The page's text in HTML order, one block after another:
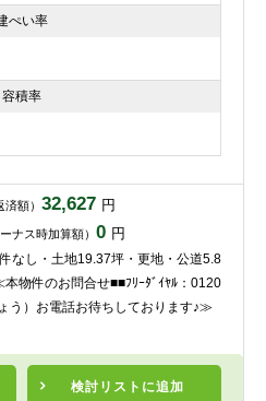
ぺい率
容積率
済額） 32,627 円
ーナス時加算額） 0 円
検討リスト に追加
なし・土地19.37坪・更地・公道5.8
物件のお問合せ■■ﾌﾘｰﾀﾞｲﾔﾙ：0120
う）お電話お待ちしております♪≫